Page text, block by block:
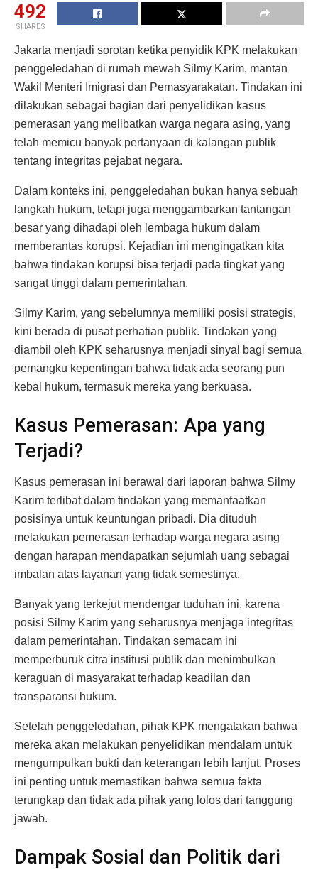
492
SHARES
Jakarta menjadi sorotan ketika penyidik KPK melakukan
penggeledahan di rumah mewah Silmy Karim, mantan
Wakil Menteri Imigrasi dan Pemasyarakatan. Tindakan ini
dilakukan sebagai bagian dari penyelidikan kasus
pemerasan yang melibatkan warga negara asing, yang
telah memicu banyak pertanyaan di kalangan publik
tentang integritas pejabat negara.
Dalam konteks ini, penggeledahan bukan hanya sebuah
langkah hukum, tetapi juga menggambarkan tantangan
besar yang dihadapi oleh lembaga hukum dalam
memberantas korupsi. Kejadian ini mengingatkan kita
bahwa tindakan korupsi bisa terjadi pada tingkat yang
sangat tinggi dalam pemerintahan.
Silmy Karim, yang sebelumnya memiliki posisi strategis,
kini berada di pusat perhatian publik. Tindakan yang
diambil oleh KPK seharusnya menjadi sinyal bagi semua
pemangku kepentingan bahwa tidak ada seorang pun
kebal hukum, termasuk mereka yang berkuasa.
Kasus Pemerasan: Apa yang
Terjadi?
Kasus pemerasan ini berawal dari laporan bahwa Silmy
Karim terlibat dalam tindakan yang memanfaatkan
posisinya untuk keuntungan pribadi. Dia dituduh
melakukan pemerasan terhadap warga negara asing
dengan harapan mendapatkan sejumlah uang sebagai
imbalan atas layanan yang tidak semestinya.
Banyak yang terkejut mendengar tuduhan ini, karena
posisi Silmy Karim yang seharusnya menjaga integritas
dalam pemerintahan. Tindakan semacam ini
memperburuk citra institusi publik dan menimbulkan
keraguan di masyarakat terhadap keadilan dan
transparansi hukum.
Setelah penggeledahan, pihak KPK mengatakan bahwa
mereka akan melakukan penyelidikan mendalam untuk
mengumpulkan bukti dan keterangan lebih lanjut. Proses
ini penting untuk memastikan bahwa semua fakta
terungkap dan tidak ada pihak yang lolos dari tanggung
jawab.
Dampak Sosial dan Politik dari